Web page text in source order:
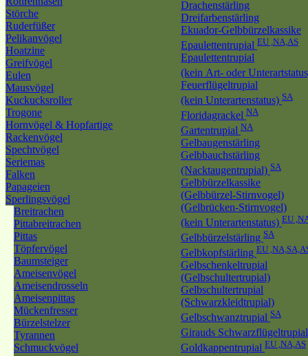
Störche
Ruderfüßer
Pelikanvögel
Hoatzine
Greifvögel
Eulen
Mausvögel
Kuckucksroller
Trogone
Hornvögel & Hopfartige
Rackenvögel
Spechtvögel
Seriemas
Falken
Papageien
Sperlingsvögel
Breitrachen
Pittabreitrachen
Pittas
Töpfervögel
Baumsteiger
Ameisenvögel
Ameisendrosseln
Ameisenpittas
Mückenfresser
Bürzelstelzer
Tyrannen
Schmuckvögel
Drachenstärling
Dreifarbenstärling
Ekuador-Gelbbürzelkassike
Epaulettentrupial EU ,NA,AS
Epaulettentrupial
(kein Art- oder
Feuerflügeltrupial
(kein Unterartenstatus) SA
Floridagrackel NA
Gartentrupial NA
Gelbaugenstärling
Gelbbauchstärling
(Nacktaugentrupial) SA
Gelbbürzelkassike
(Gelbbürzel-Stirnvogel)
(Gelbrücken-Stirnvogel)
(kein Unterartenstatus) EU
Gelbbürzelstärling SA
Gelbkopfstärling EU
Gelbschenkeltrupial
(Gelbschultertrupial)
Gelbschultertrupial
(Schwarzkleidtrupial)
Gelbschwanztrupial SA
Girauds
Goldkappentrupial EU ,NA,AS